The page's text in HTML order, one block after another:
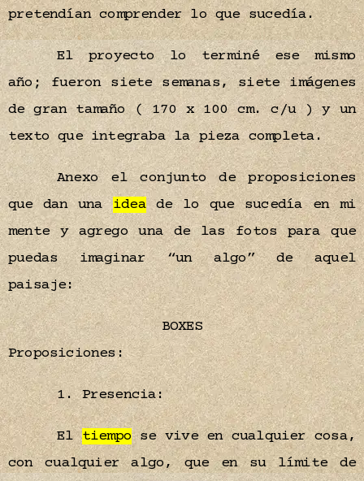
pretendían comprender lo que sucedía.
El proyecto lo terminé ese mismo
año; fueron siete semanas, siete imágenes
de gran tamaño ( 170 x 100 cm. c/u ) y un
texto que integraba la pieza completa.
Anexo el conjunto de proposiciones
que dan una ideade lo que sucedía en mi
mente y agrego una de las fotos para que
puedas imaginar “un algo” de aquel
paisaje:
BOXES
Proposiciones:
1. Presencia:
Eltiempose vive en cualquier cosa,
con cualquier algo, que en su límite de